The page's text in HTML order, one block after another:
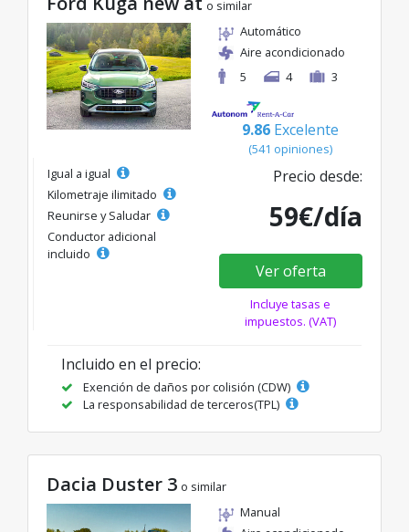
o similar
Automático
Aire acondicionado
5
4 3
9.86 Excelente
(541 opiniones)
Igual a igual
Kilometraje ilimitado
Reunirse y Saludar
Conductor adicional
incluido
Precio desde:
59€/día
Ver oferta
Incluye tasas e
impuestos. (VAT)
Incluido en el precio:
Exención de daños por colisión (CDW)
La responsabilidad de terceros(TPL)
Dacia Duster 3 o similar
Manual